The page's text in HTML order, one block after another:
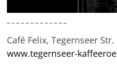
Café Felix, Tegernseer
www.tegernseer-